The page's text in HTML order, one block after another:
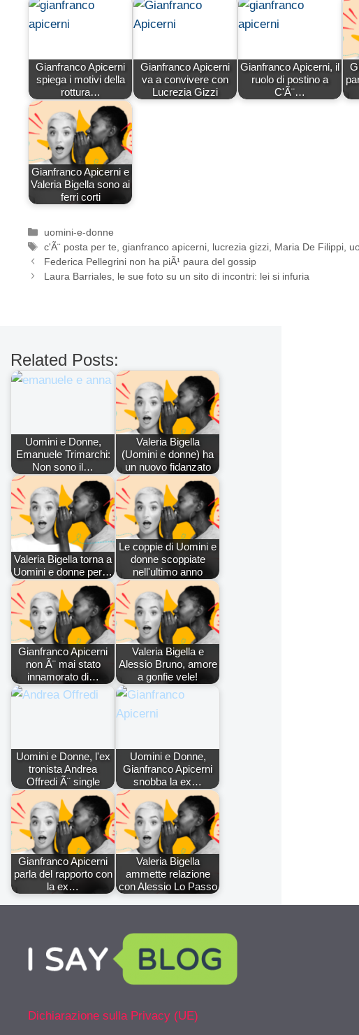
Gianfranco Apicerni
spiega i motivi della
rottura…
Gianfranco Apicerni
va a convivere con
Lucrezia Gizzi
Gianfranco Apicerni, il
ruolo di postino a
C'Ã¨…
Gianfranco Apicerni e
Valeria Bigella sono ai
ferri corti
Categorie
uomini-e-donne
Tag
c'Ã¨ posta per te ,gianfranco apicerni lucrezia gizzi Maria De Filippi
Federica Pellegrini non ha piÃ¹ paura del gossip
Laura Barriales, le sue foto su un sito di incontri: lei si infuria
Related Posts:
Uomini e Donne,
Emanuele Trimarchi:
Non sono il…
Valeria Bigella
(Uomini e donne) ha
un nuovo fidanzato
Valeria Bigella torna a
Uomini e donne per…
Le coppie di Uomini e
donne scoppiate
nell'ultimo anno
Gianfranco Apicerni
non Ã¨ mai stato
innamorato di…
Valeria Bigella e
Alessio Bruno, amore
a gonfie vele!
Uomini e Donne, l'ex
tronista Andrea
Offredi Ã¨ single
Uomini e Donne,
Gianfranco Apicerni
snobba la ex…
Gianfranco Apicerni
parla del rapporto con
la ex…
Valeria Bigella
ammette relazione
con Alessio Lo Passo
Dichiarazione sulla Privacy (UE)